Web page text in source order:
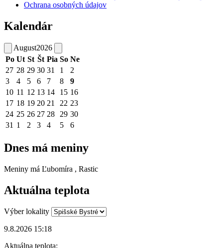
Ochrana osobných údajov
Kalendár
August2026
Po Ut St Št Pia So Ne
27 28 29 30 31 1
2
3
4 5 6 7 8
9
10 11 12 13 14 15 16
17 18 19 20 21 22 23
24 25 26 27 28 29 30
31 1 2 3 4 5 6
Dnes má meniny
Meniny má Ľubomíra , Rastic
Aktuálna teplota
Výber lokality
9.8.2026 15:18
Aktuálna teplota: